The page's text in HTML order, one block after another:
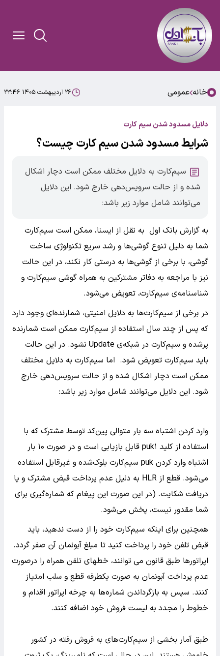
خانه عمومی ۲۶ اردیبهشت ۱۴۰۵ ۲۳:۴۶
دلایل مسدود شدن سیم کارت
شرایط مسدود شدن سیم کارت چیست؟
سیم‌کارت به دلایل مختلف ممکن است دچار اشکال
شده و از حالت سرویس‌دهی خارج شود. این دلایل
می‌توانند شامل موارد زیر باشد:
به گزارش بانک اول به نقل از ایسنا، ممکن است سیم‌کارت
شما به دلیل تنوع گوشی‌ها و رشد سریع تکنولوژی‌ ساخت
گوشی، با برخی از گوشی‌ها به درستی کار نکند، در این حالت
نیز با مراجعه به دفاتر مشترکین به همراه گوشی سیم‌کارت و
شناسنامه‌ی سیم‌کارت، تعویض می‌شود.
در برخی از سیم‌کارت‌ها به دلایل امنیتی، شمارنده‌ای وجود دارد
که پس از چند سال استفاده از سیم‌کارت ممکن است شمارنده
پرشده و سیم‌کارت در شبکه‌ی Update نشود. در این حالت
باید سیم‌کارت تعویض شود. اما سیم‌کارت به دلایل مختلف
ممکن است دچار اشکال شده و از حالت سرویس‌دهی خارج
شود. این دلایل می‌توانند شامل موارد زیر باشد:
وارد کردن اشتباه سه بار متوالی پین‌کد توسط مشترک که با
استفاده از کلید puk۱ قابل بازیابی است و در صورت ۱۰‌ بار
اشتباه وارد کردن puk سیم‌کارت بلوک‌شده و غیرقابل استفاده
می‌شود. قطع از HLR به دلیل عدم پرداخت قبض مشترک و یا
دریافت شکایت. (در این صورت این پیغام که شماره‌گیری برای
شما مقدور نیست، پخش می‌شود.
همچنین برای اینکه سیم‌کارت خود را از دست ندهید، باید
قبض تلفن خود را پرداخت کنید تا مبلغ آبونمان آن صفر گردد.
اپراتورها طبق قانون می توانند، خطهای تلفن همراه را درصورت
عدم پرداخت آبونمان به صورت یکطرفه قطع و سلب امتیاز
کنند. سپس به بازگرداندن شماره‌ها به چرخه اپراتور اقدام و
خطوط را مجدد به لیست فروش خود اضافه کنند.
طبق آمار بخشی از سیم‌کارت‌های به فروش رفته در کشور